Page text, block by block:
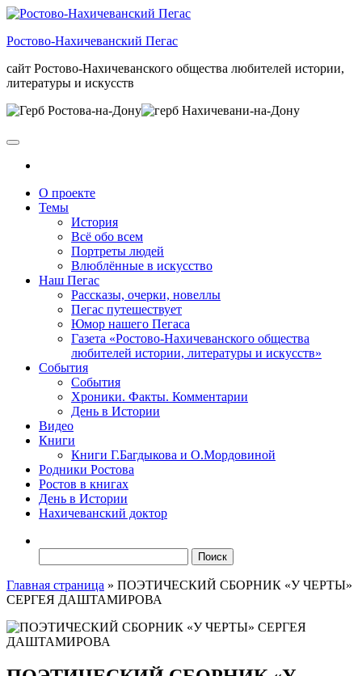
Skip
the
Ростово-Нахичеванский Пегас
сайт Ростово-Нахичеванского общества любителей истории,
литературы и искусств
О проекте
Темы
История
Всё обо всем
Портреты людей
Влюблённые в искусство
Наш Пегас
Рассказы, очерки, новеллы
Пегас путешествует
Юмор нашего Пегаса
Газета «Ростово-Нахичеванского общества
любителей истории, литературы и искусств»
События
События
Хроники. Факты. Комментарии
День в Истории
Видео
Книги
Книги Г.Багдыкова и О.Мордовиной
Родники Ростова
Ростов в книгах
День в Истории
Нахичеванский доктор
Главная страница » ПОЭТИЧЕСКИЙ СБОРНИК «У ЧЕРТЫ»
СЕРГЕЯ ДАШТАМИРОВА